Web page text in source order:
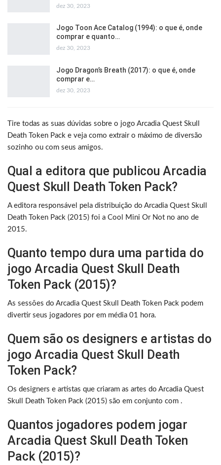
dez 30, 2023
Jogo Toon Ace Catalog (1994): o que é, onde
comprar e quanto…
dez 30, 2023
Jogo Dragon’s Breath (2017): o que é, onde
comprar e…
dez 30, 2023
Tire todas as suas dúvidas sobre o jogo Arcadia Quest Skull
Death Token Pack e veja como extrair o máximo de diversão
sozinho ou com seus amigos.
Qual a editora que publicou Arcadia
Quest Skull Death Token Pack?
A editora responsável pela distribuição do Arcadia Quest Skull
Death Token Pack (2015) foi a Cool Mini Or Not no ano de
2015.
Quanto tempo dura uma partida do
jogo Arcadia Quest Skull Death
Token Pack (2015)?
As sessões do Arcadia Quest Skull Death Token Pack podem
divertir seus jogadores por em média 01 hora.
Quem são os designers e artistas do
jogo Arcadia Quest Skull Death
Token Pack?
Os designers e artistas que criaram as artes do Arcadia Quest
Skull Death Token Pack (2015) são em conjunto com .
Quantos jogadores podem jogar
Arcadia Quest Skull Death Token
Pack (2015)?